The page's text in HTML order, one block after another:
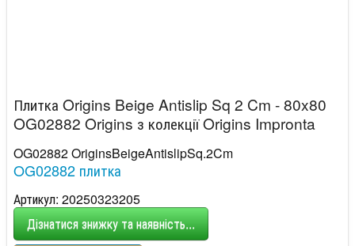
Плитка Origins Beige Antislip Sq 2 Cm - 80x80
OG02882 Origins з колекції Origins Impronta
OG02882 OriginsBeigeAntislipSq.2Cm
OG02882 плитка
Артикул: 20250323205
Дізнатися знижку та наявність...